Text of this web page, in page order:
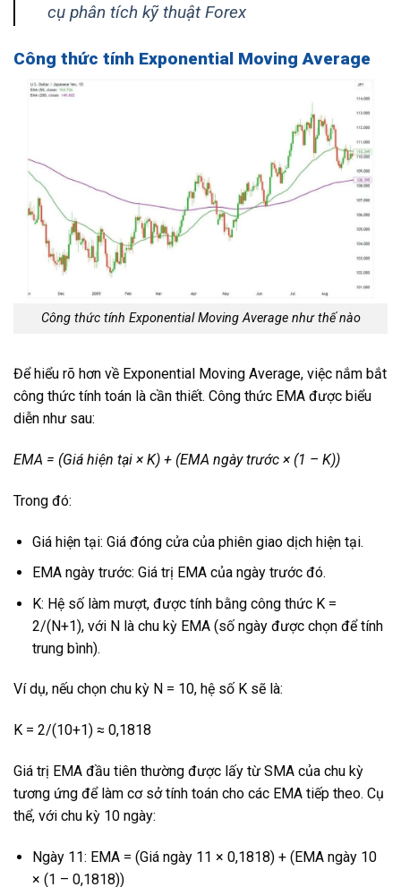
cụ phân tích kỹ thuật Forex
Công thức tính Exponential Moving Average
Công thức tính Exponential Moving Average như thế nào
Để hiểu rõ hơn về Exponential Moving Average, việc nắm bắt
công thức tính toán là cần thiết. Công thức EMA được biểu
diễn như sau:
EMA = (Giá hiện tại × K) + (EMA ngày trước × (1 – K))
Trong đó:
Giá hiện tại: Giá đóng cửa của phiên giao dịch hiện tại.
EMA ngày trước: Giá trị EMA của ngày trước đó.
K: Hệ số làm mượt, được tính bằng công thức K =
2/(N+1), với N là chu kỳ EMA (số ngày được chọn để tính
trung bình).
Ví dụ, nếu chọn chu kỳ N = 10, hệ số K sẽ là:
K = 2/(10+1) ≈ 0,1818
Giá trị EMA đầu tiên thường được lấy từ SMA của chu kỳ
tương ứng để làm cơ sở tính toán cho các EMA tiếp theo. Cụ
thể, với chu kỳ 10 ngày:
Ngày 11: EMA = (Giá ngày 11 × 0,1818) + (EMA ngày 10
× (1 – 0,1818))